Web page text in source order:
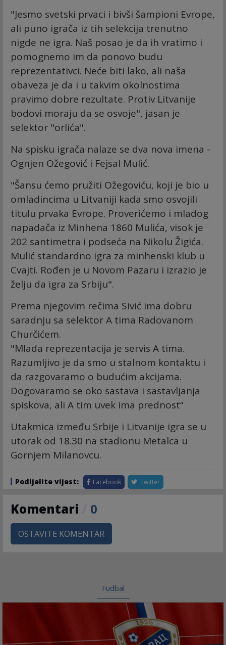
"Jesmo svetski prvaci i bivši šampioni Evrope,
ali puno igrača iz tih selekcija trenutno
nigde ne igra. Naš posao je da ih vratimo i
pomognemo im da ponovo budu
reprezentativci. Neće biti lako, ali naša
obaveza je da i u takvim okolnostima
pravimo dobre rezultate. Protiv Litvanije
bodovi moraju da se osvoje", jasan je
selektor "orlića".
Na spisku igrača nalaze se dva nova imena -
Ognjen Ožegović i Fejsal Mulić.
"Šansu ćemo pružiti Ožegoviću, koji je bio u
omladincima u Litvaniji kada smo osvojili
titulu prvaka Evrope. Proverićemo i mladog
napadača iz Minhena 1860 Mulića, visok je
202 santimetra i podseća na Nikolu Žigića.
Mulić standardno igra za minhenski klub u
Cvajti. Rođen je u Novom Pazaru i izrazio je
želju da igra za Srbiju".
Prema njegovim rečima Sivić ima dobru
saradnju sa selektor A tima Radovanom
Churčićem.
"Mlada reprezentacija je servis A tima.
Razumljivo je da smo u stalnom kontaktu i
da razgovaramo o budućim akcijama.
Dogovaramo se oko sastava i sastavljanja
spiskova, ali A tim uvek ima prednost“
Utakmica između Srbije i Litvanije igra se u
utorak od 18.30 na stadionu Metalca u
Gornjem Milanovcu.
Podijelite vijest: Facebook Twitter
Komentari 0
OSTAVITE KOMENTAR
Fudbal